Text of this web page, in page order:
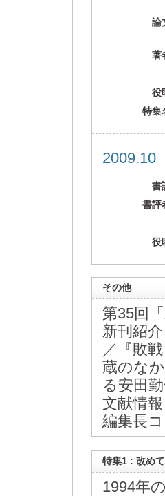
論
著
役
特集
書
書評
役
その他
第35回
新刊紹
／『敗
蔵のな
る安田
文献情
編集長
特集1 : 改め
1994年